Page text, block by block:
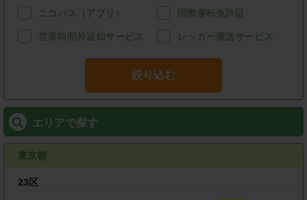
ニコパス（アプリ） 国際運転免許証
営業時間外返却サービス レッカー搬送サービス
絞り込む
エリアで探す
東京都
23区